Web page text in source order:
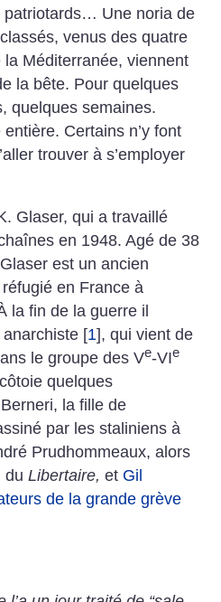
patriotards… Une noria de
venus des quatre
la Méditerranée, viennent
la bête. Pour quelques
quelques semaines.
Certains n’y font
trouver à s’employer
Glaser, qui a travaillé
en 1948. Agé de 38
est un ancien
en France à
la fin de la guerre il
[1], qui vient de
le groupe des Ve-VIe
quelques
la fille de
par les staliniens à
Prudhommeaux, alors
duLibertaire, et Gil
de la grande grève